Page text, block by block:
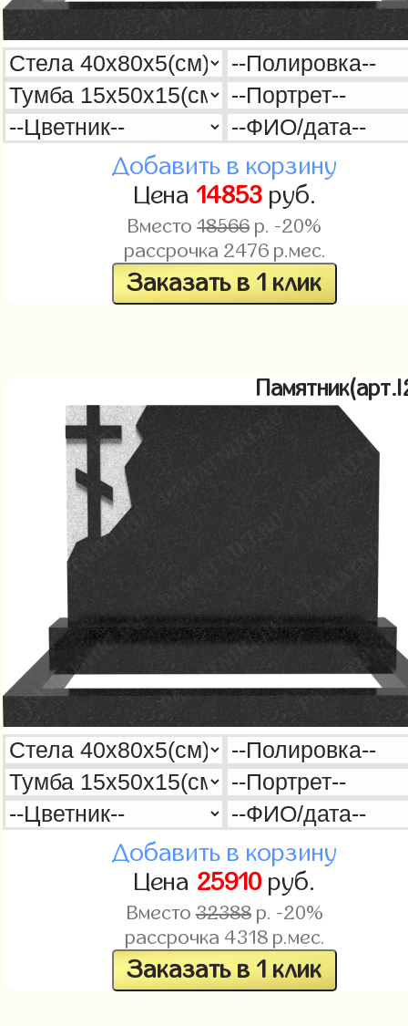
Добавить в корзину
Цена 14853руб.
Вместо18566р. -20%
рассрочка 2476р.мес.
Заказать в 1 клик
Добавить в корзину
Цена 25910руб.
Вместо32388р. -20%
рассрочка 4318р.мес.
Заказать в 1 клик